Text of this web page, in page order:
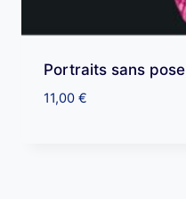
Portraits sans pose
11,00 €